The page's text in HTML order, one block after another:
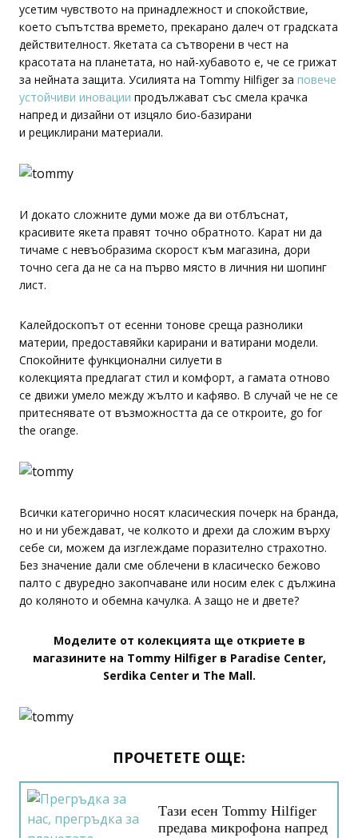
усетим чувството на принадлежност и спокойствие,
което съпътства времето, прекарано далеч от градската
действителност. Якетата са сътворени в чест на
красотата на планетата, но най-хубавото е, че се грижат
за нейната защита. Усилията на Tommy Hilfiger за повече
устойчиви иновации продължават със смела крачка
напред и дизайни от изцяло био-базирани
и рециклирани материали.
И докато сложните думи може да ви отблъснат,
красивите якета правят точно обратното. Карат ни да
тичаме с невъобразима скорост към магазина, дори
точно сега да не са на първо място в личния ни шопинг
лист.
Калейдоскопът от есенни тонове среща разнолики
материи, предоставяйки карирани и ватирани модели.
Спокойните функционални силуети в
колекцията предлагат стил и комфорт, а гамата отново
се движи умело между жълто и кафяво. В случай че не се
притеснявате от възможността да се откроите, go for
the orange.
Всички категорично носят класическия почерк на бранда,
но и ни убеждават, че колкото и дрехи да сложим върху
себе си, можем да изглеждаме поразително страхотно.
Без значение дали сме облечени в класическо бежово
палто с двуредно закопчаване или носим елек с дължина
до коляното и обемна качулка. А защо не и двете?
Моделите от колекцията ще откриете в
магазините на Tommy Hilfiger в Paradise Center,
Serdika Center и The Mall.
ПРОЧЕТЕТЕ ОЩЕ:
Тази есен Tommy Hilfiger
предава микрофона напред